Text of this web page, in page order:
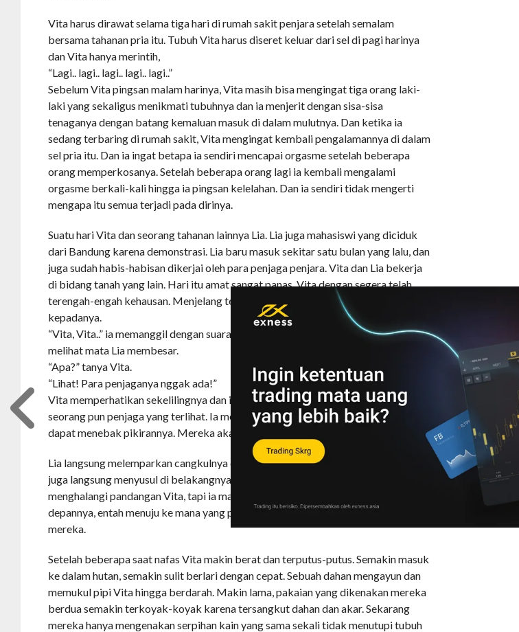
Vita harus dirawat selama tiga hari di rumah sakit penjara setelah semalam
bersama tahanan pria itu. Tubuh Vita harus diseret keluar dari sel di pagi harinya
dan Vita hanya merintih,
“Lagi.. lagi.. lagi.. lagi.. lagi..”
Sebelum Vita pingsan malam harinya, Vita masih bisa mengingat tiga orang laki-
laki yang sekaligus menikmati tubuhnya dan ia menjerit dengan sisa-sisa
tenaganya dengan batang kemaluan masuk di dalam mulutnya. Dan ketika ia
sedang terbaring di rumah sakit, Vita mengingat kembali pengalamannya di dalam
sel pria itu. Dan ia ingat betapa ia sendiri mencapai orgasme setelah beberapa
orang memperkosanya. Setelah beberapa orang lagi ia kembali mengalami
orgasme berkali-kali hingga ia pingsan kelelahan. Dan ia sendiri tidak mengerti
mengapa itu semua terjadi pada dirinya.
Suatu hari Vita dan seorang tahanan lainnya Lia. Lia juga mahasiswi yang diciduk
dari Bandung karena demonstrasi. Lia baru masuk sekitar satu bulan yang lalu, dan
juga sudah habis-habisan dikerjai oleh para penjaga penjara. Vita dan Lia bekerja
di bidang tanah yang lain. Hari itu amat sangat panas. Vita dengan segera telah
terengah-engah kehausan. Menjelang tengah hari Vita mendengar Lia berbisik
kepadanya.
“Vita, Vita..” ia memanggil dengan suara lirih. Vita mengangkat kepalanya dan
melihat mata Lia membesar.
“Apa?” tanya Vita.
“Lihat! Para penjaganya nggak ada!”
Vita memperhatikan sekelilingnya dan ia terkejut ternyata Lia benar. Tidak ada
seorang pun penjaga yang terlihat. Ia memandang kembali pada Lia dan langsung
dapat menebak pikirannya. Mereka akan berusaha melarikan diri.
Lia langsung melemparkan cangkulnya dan berlari masuk ke dalam hutan. Vita
juga langsung menyusul di belakangnya. Akar-akar yang bergantungan
menghalangi pandangan Vita, tapi ia masih bisa melihat Lia yang berlari di
depannya, entah menuju ke mana yang penting menjauhi neraka di belakang
mereka.
Setelah beberapa saat nafas Vita makin berat dan terputus-putus. Semakin masuk
ke dalam hutan, semakin sulit berlari dengan cepat. Sebuah dahan mengayun dan
memukul pipi Vita hingga berdarah. Makin lama, pakaian yang dikenakan mereka
berdua semakin terkoyak-koyak karena tersangkut dahan dan akar. Sekarang
mereka hanya mengenakan serpihan kain yang sama sekali tidak menutupi tubuh